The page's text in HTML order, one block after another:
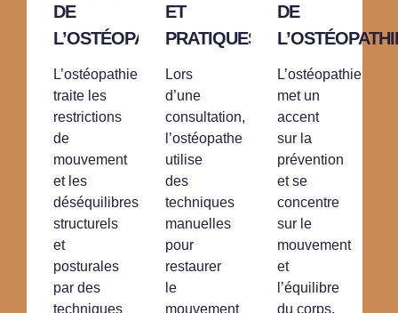
DE
L’OSTÉOPATHIE
L’ostéopathie
traite les
restrictions
de
mouvement
et les
déséquilibres
structurels
et
posturales
par des
techniques
ET
PRATIQUES
Lors
d’une
consultation,
l’ostéopathe
utilise
des
techniques
manuelles
pour
restaurer
le
mouvement
DE
L’ostéopathie
met un
accent
sur la
prévention
et se
concentre
sur le
mouvement
et
l’équilibre
du corps.